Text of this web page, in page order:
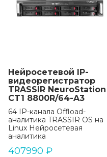
Нейросетевой IP-
видеорегистратор
TRASSIR NeuroStation
CT1 8800R/64-A3
64 IP-канала Offload-
аналитика TRASSIR OS на
Linux Нейросетевая
аналитика
407990 ₽